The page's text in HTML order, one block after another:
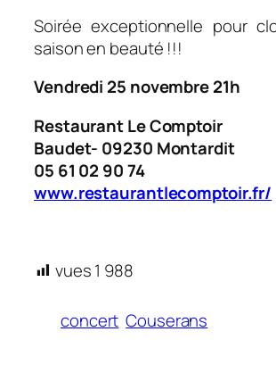
Soirée exceptionnelle pour
saison en beauté !!!
Vendredi 25 novembre 21h
Restaurant Le Comptoir
Baudet- 09230 Montardit
05 61 02 90 74
www.restaurantlecomptoir.fr/
vues1 988
concert Couserans